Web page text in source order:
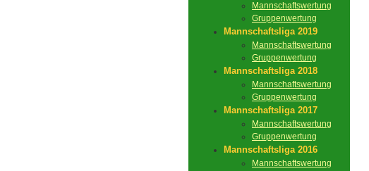
Mannschaftswertung
Gruppenwertung
Mannschaftsliga 2019
Mannschaftswertung
Gruppenwertung
Mannschaftsliga 2018
Mannschaftswertung
Gruppenwertung
Mannschaftsliga 2017
Mannschaftswertung
Gruppenwertung
Mannschaftsliga 2016
Mannschaftswertung